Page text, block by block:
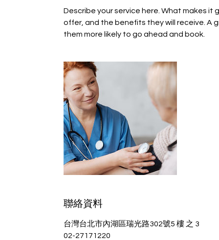
Describe your service here. What makes
offer, and the benefits they will receive. A
them more likely to go ahead and book.
聯絡資料
台灣台北市內湖區瑞光路302號5 樓 之 3
02-27171220